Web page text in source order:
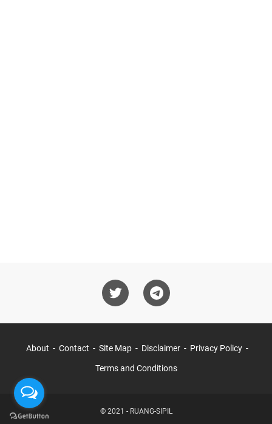
About Contact Site Map Disclaimer Privacy Policy
Terms and Conditions
© 2021 - RUANG-SIPIL